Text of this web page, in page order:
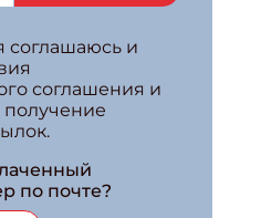
соглашаюсь и
соглашения и
получение
по почте?